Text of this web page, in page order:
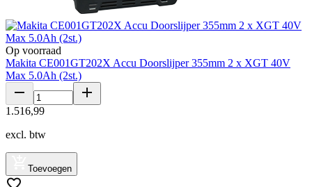
Op voorraad
Makita CE001GT202X Accu Doorslijper 355mm 2 x XGT 40V
Max 5.0Ah (2st.)
1 .516,99
excl. btw
Toevoegen